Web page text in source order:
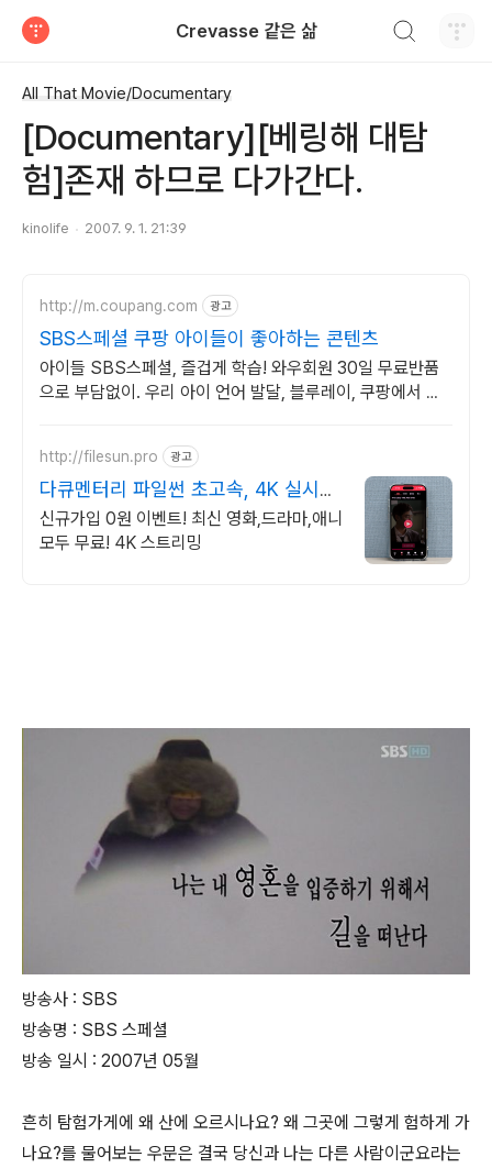
Crevasse 같은 삶
All That Movie/Documentary
[Documentary][베링해 대탐
험]존재 하므로 다가간다.
kinolife 2007. 9. 1. 21:39
http://m.coupang.com 광고
SBS스페셜 쿠팡 아이들이 좋아하는 콘텐츠
아이들 SBS스페셜, 즐겁게 학습! 와우회원 30일 무료반품
으로 부담없이. 우리 아이 언어 발달, 블루레이, 쿠팡에서 학
http://filesun.pro 광고
다큐멘터리 파일썬 초고속, 4K 실시간
보기!
신규가입 0원 이벤트! 최신 영화,드라마,애니
모두 무료! 4K 스트리밍
방송사 : SBS
방송명 : SBS 스페셜
방송 일시 : 2007년 05월
흔히 탐험가게에 왜 산에 오르시나요? 왜 그곳에 그렇게 험하게 가
나요?를 물어보는 우문은 결국 당신과 나는 다른 사람이군요라는